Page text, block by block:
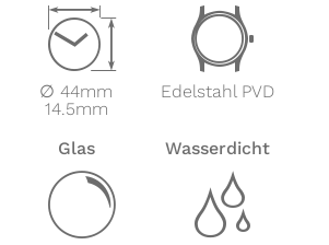
Z
∅ 44mm
14.5mm
w
Edelstahl PVD
Glas
y
Wasserdicht
z